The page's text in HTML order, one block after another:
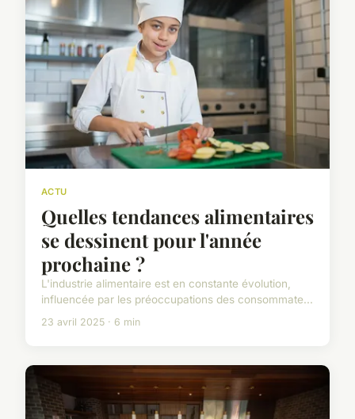
ACTU
Quelles tendances alimentaires
se dessinent pour l'année
prochaine ?
L'industrie alimentaire est en constante évolution,
influencée par les préoccupations des consommate...
23 avril 2025 · 6 min